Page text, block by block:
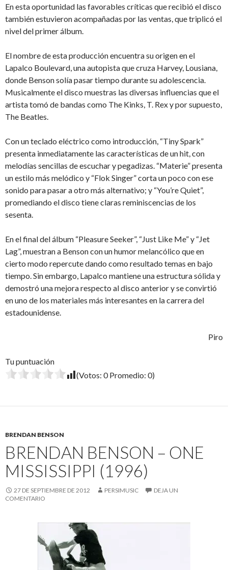
En esta oportunidad las favorables críticas que recibió el disco
también estuvieron acompañadas por las ventas, que triplicó el
nivel del primer álbum.
El nombre de esta producción encuentra su origen en el
Lapalco Boulevard, una autopista que cruza Harvey, Lousiana,
donde Benson solía pasar tiempo durante su adolescencia.
Musicalmente el disco muestras las diversas influencias que el
artista tomó de bandas como The Kinks, T. Rex y por supuesto,
The Beatles.
Con un teclado eléctrico como introducción, “Tiny Spark”
presenta inmediatamente las características de un hit, con
melodías sencillas de escuchar y pegadizas. “Materie” presenta
un estilo más melódico y “Flok Singer” corta un poco con ese
sonido para pasar a otro más alternativo; y “You’re Quiet”,
promediando el disco tiene claras reminiscencias de los
sesenta.
En el final del álbum “Pleasure Seeker”, “Just Like Me” y “Jet
Lag”, muestran a Benson con un humor melancólico que en
cierto modo repercute dando como resultado temas en bajo
tiempo. Sin embargo, Lapalco mantiene una estructura sólida y
demostró una mejora respecto al disco anterior y se convirtió
en uno de los materiales más interesantes en la carrera del
estadounidense.
Piro
Tu puntuación
(Votos: 0Promedio: 0)
BRENDAN BENSON
BRENDAN BENSON – ONE
MISSISSIPPI (1996)
27 DE SEPTIEMBRE DE 2012 PERSIMUSIC
DEJA UN
COMENTARIO